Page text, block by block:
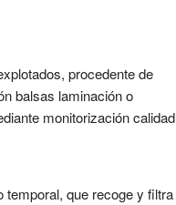
procedente de
balsas laminación o
monitorización calidad
temporal, que recoge y filtra